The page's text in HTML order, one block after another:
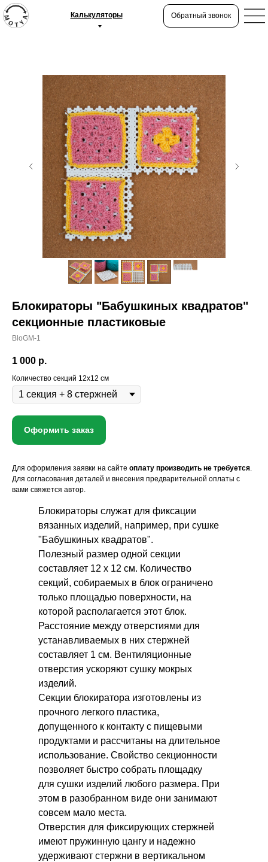
Обратный звонок
Калькуляторы
Блокираторы "Бабушкиных квадратов"
секционные пластиковые
BloGM-1
1 000 р.
Количество секций 12х12 см
Оформить заказ
Для оформления заявки на сайте оплату производить не требуется.
Для согласования деталей и внесения предварительной оплаты с
вами свяжется автор.
Блокираторы служат для фиксации
вязанных изделий, например, при сушке
"Бабушкиных квадратов".
Полезный размер одной секции
составляет 12 х 12 см. Количество
секций, собираемых в блок ограничено
только площадью поверхности, на
которой располагается этот блок.
Расстояние между отверстиями для
устанавливаемых в них стержней
составляет 1 см. Вентиляционные
отверстия ускоряют сушку мокрых
изделий.
Секции блокиратора изготовлены из
прочного легкого пластика,
допущенного к контакту с пищевыми
продуктами и рассчитаны на длительное
использование. Свойство секционности
позволяет быстро собрать площадку
для сушки изделий любого размера. При
этом в разобранном виде они занимают
совсем мало места.
Отверстия для фиксирующих стержней
имеют пружинную цангу и надежно
удерживают стержни в вертикальном